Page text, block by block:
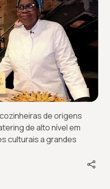
de origens
de alto nível em
culturais a grandes